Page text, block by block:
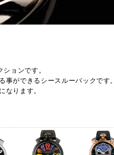
ョンです。
ができるシースルーバックです。
なります。